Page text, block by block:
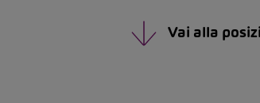
Vai alla